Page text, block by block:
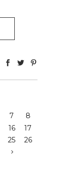
7
8
16
17
25
26